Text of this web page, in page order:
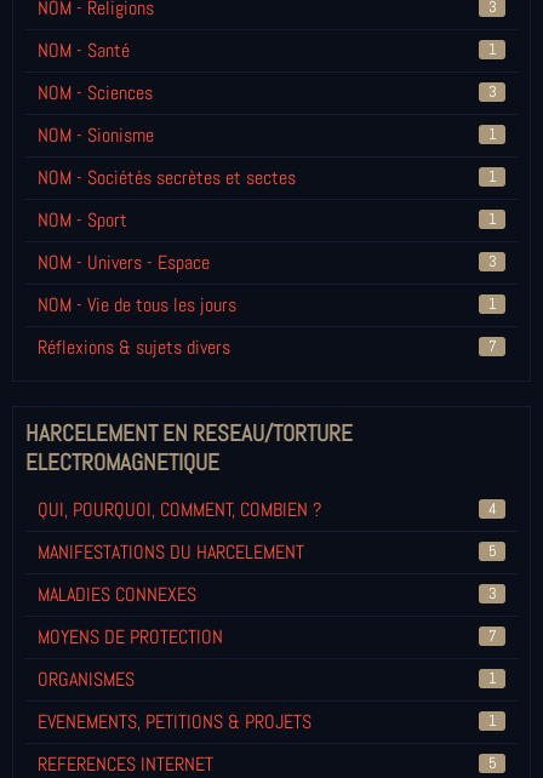
NOM - Religions 3
NOM - Santé 1
NOM - Sciences 3
NOM - Sionisme 1
NOM - Sociétés secrètes et sectes 1
NOM - Sport 1
NOM - Univers - Espace 3
NOM - Vie de tous les jours 1
Réflexions & sujets divers 7
HARCELEMENT EN RESEAU/TORTURE
ELECTROMAGNETIQUE
QUI, POURQUOI, COMMENT, COMBIEN ? 4
MANIFESTATIONS DU HARCELEMENT 5
MALADIES CONNEXES 3
MOYENS DE PROTECTION 7
ORGANISMES 1
EVENEMENTS, PETITIONS & PROJETS 1
REFERENCES INTERNET 5